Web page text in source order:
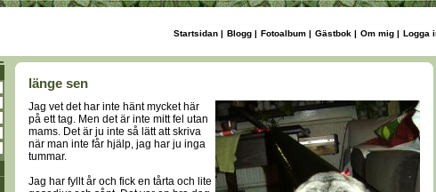
Startsidan | Blogg | Fotoalbum | Gästbok | Om mig | Logga
länge sen
Jag vet det har inte hänt mycket här
på ett tag. Men det är inte mitt fel utan
mams. Det är ju inte så lätt att skriva
när man inte får hjälp, jag har ju inga
tummar.
Jag har fyllt år och fick en tårta och lite